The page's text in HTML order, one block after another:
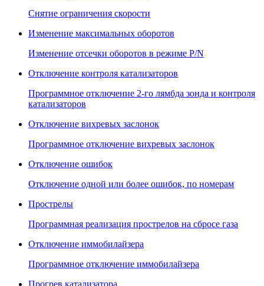
Снятие ограничения скорости
Изменение максимальных оборотов
Изменение отсечки оборотов в режиме P/N
Отключение контроля катализаторов
Программное отключение 2-го лямбда зонда и контроля
катализаторов
Отключение вихревых заслонок
Программное отключение вихревых заслонок
Отключение ошибок
Отключение одной или более ошибок, по номерам
Прострелы
Программная реализация прострелов на сбросе газа
Отключение иммобилайзера
Программное отключение иммобилайзера